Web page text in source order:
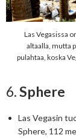
Las Vegasissa
altaalla, mutta
pulahtaa, koska
6.Sphere
Las Vegasin
Sphere, 112